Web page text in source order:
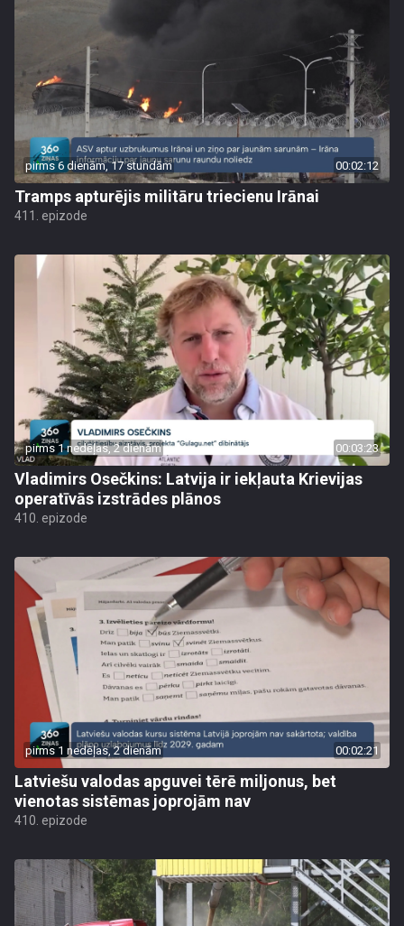
pirms 6 dienām, 17 stundām 00:02:12
Tramps apturējis militāru triecienu Irānai
411. epizode
pirms 1 nedēļas, 2 dienām 00:03:23
Vladimirs Osečkins: Latvija ir iekļauta Krievijas
operatīvās izstrādes plānos
410. epizode
pirms 1 nedēļas, 2 dienām 00:02:21
Latviešu valodas apguvei tērē miljonus, bet
vienotas sistēmas joprojām nav
410. epizode